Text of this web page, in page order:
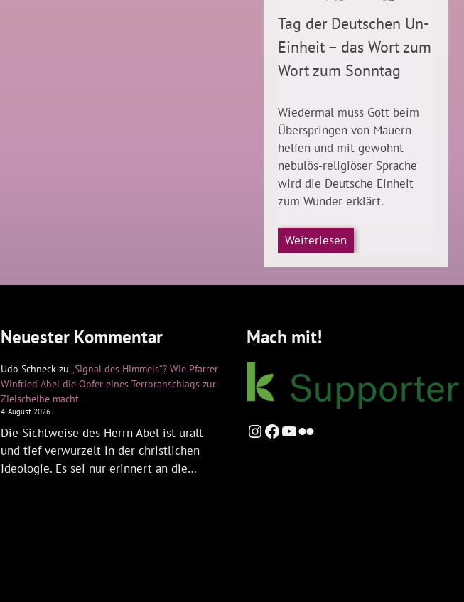
Tag der Deutschen Un-
Einheit – das Wort zum
Wort zum Sonntag
Wiedermal muss Gott beim
Überspringen von Mauern
helfen und mit gewohnt
nebulös-religiöser Sprache
wird die Deutsche Einheit
zum Wunder erklärt.
Weiterlesen
Neuester Kommentar
Udo Schneck zu „Signal des Himmels“? Wie Pfarrer
Winfried Abel die Opfer eines Terroranschlags zur
Zielscheibe macht
4. August 2026
Die Sichtweise des Herrn Abel ist uralt
und tief verwurzelt in der christlichen
Ideologie. Es sei nur erinnert an die…
Mach mit!
Instagram
Facebook
YouTube
Flickr